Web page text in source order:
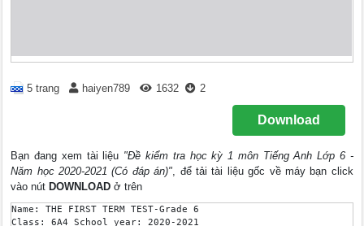
5 trang haiyen789 1632 2
Download
Bạn đang xem tài liệu "Đề kiểm tra học kỳ 1 môn Tiếng Anh Lớp 6 -
Năm học 2020-2021 (Có đáp án)", để tải tài liệu gốc về máy bạn click
vào nút DOWNLOAD ở trên
Name: THE FIRST TERM TEST-Grade 6
Class: 6A4 School year: 2020-2021